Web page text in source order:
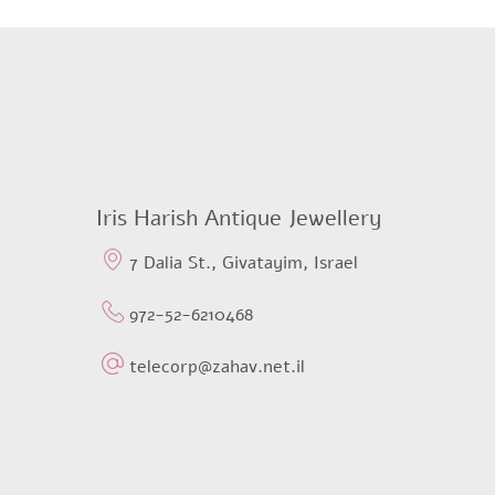
Iris Harish Antique Jewellery
7 Dalia St., Givatayim, Israel
972-52-6210468
telecorp@zahav.net.il